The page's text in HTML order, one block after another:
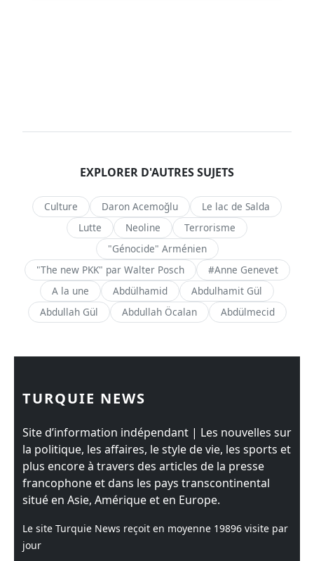
EXPLORER D'AUTRES SUJETS
Culture Daron Acemoğlu
Le lac de Salda
Lutte
Neoline
Terrorisme
"Génocide" Arménien
"The new PKK" par Walter Posch
#Anne Genevet
A la une
Abdülhamid
Abdulhamit Gül
Abdullah Gül
Abdullah Öcalan Abdülmecid
TURQUIE NEWS
Site d’information indépendant | Les nouvelles sur
la politique, les affaires, le style de vie, les sports et
plus encore à travers des articles de la presse
francophone et dans les pays transcontinental
situé en Asie, Amérique et en Europe.
Le site Turquie News reçoit en moyenne 19896 visite par
jour